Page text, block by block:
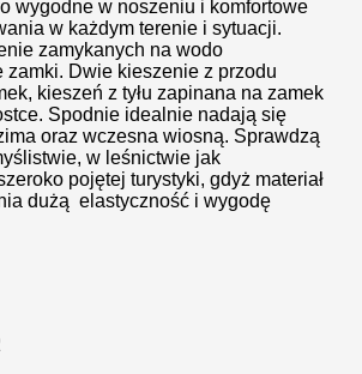
wygodne w noszeniu i komfortowe
w każdym terenie i sytuacji.
zamykanych na wodo
zamki. Dwie kieszenie z przodu
kieszeń z tyłu zapinana na zamek
Spodnie idealnie nadają się
oraz wczesna wiosną. Sprawdzą
w leśnictwie jak
pojętej turystyki, gdyż materiał
dużą elastyczność i wygodę